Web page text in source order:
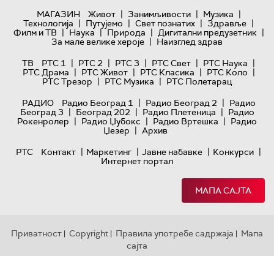
МАГАЗИН
Живот | Занимљивости | Музика |
Технологијa | Путујемо | Свет познатих | Здравље |
Филм и ТВ | Наука | Природа | Дигитални предузетник |
За мале велике хероје | Наизглед здрав
ТВ
РТС 1 | РТС 2 | РТС 3 | РТС Свет | РТС Наука |
РТС Драма | РТС Живот | РТС Класика | РТС Коло |
РТС Трезор | РТС Музика | РТС Полетарац
РАДИО
Радио Београд 1 | Радио Београд 2 | Радио
Београд 3 | Београд 202 | Радио Плетеница | Радио
Рокенролер | Радио Џубокс | Радио Вртешка | Радио
Џезер | Архив
РТС
Контакт | Маркетинг | Јавне набавке | Конкурси |
Интернет портал
МАПА САЈТА
Приватност | Copyright | Правила употребе садржаја | Мапа
сајта